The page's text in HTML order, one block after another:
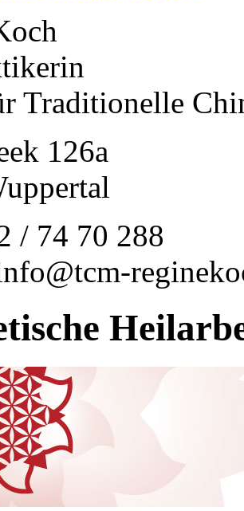
Traditionelle
126a
/ 74 70 288